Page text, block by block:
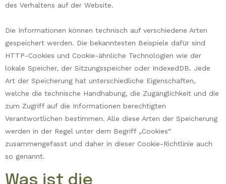
des Verhaltens auf der Website.
Die Informationen können technisch auf verschiedene Arten
gespeichert werden. Die bekanntesten Beispiele dafür sind
HTTP-Cookies und Cookie-ähnliche Technologien wie der
lokale Speicher, der Sitzungsspeicher oder IndexedDB. Jede
Art der Speicherung hat unterschiedliche Eigenschaften,
welche die technische Handhabung, die Zugänglichkeit und die
zum Zugriff auf die Informationen berechtigten
Verantwortlichen bestimmen. Alle diese Arten der Speicherung
werden in der Regel unter dem Begriff „Cookies“
zusammengefasst und daher in dieser Cookie-Richtlinie auch
so genannt.